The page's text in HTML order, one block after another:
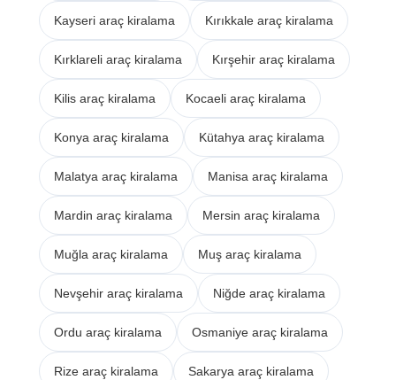
Kayseri araç kiralama Kırıkkale araç kiralama
Kırklareli araç kiralama Kırşehir araç kiralama
Kilis araç kiralama Kocaeli araç kiralama
Konya araç kiralama Kütahya araç kiralama
Malatya araç kiralama Manisa araç kiralama
Mardin araç kiralama Mersin araç kiralama
Muğla araç kiralama Muş araç kiralama
Nevşehir araç kiralama Niğde araç kiralama
Ordu araç kiralama Osmaniye araç kiralama
Rize araç kiralama Sakarya araç kiralama